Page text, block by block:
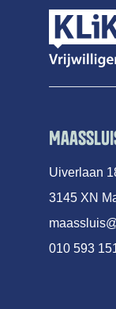
Uiverlaan
3145 XN
010 593